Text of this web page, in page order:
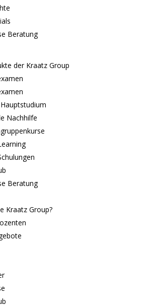
Beratung
der Kraatz Group
Nachhilfe
Beratung
Kraatz Group?